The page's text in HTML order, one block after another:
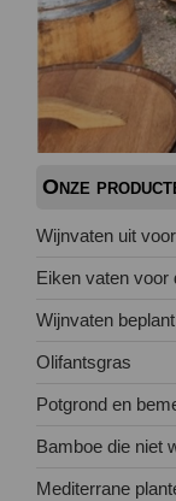
Onze
Wijnvaten uit
Eiken vaten voor
Wijnvaten
Olifantsgras
Potgrond en
Bamboe die niet
Mediterrane